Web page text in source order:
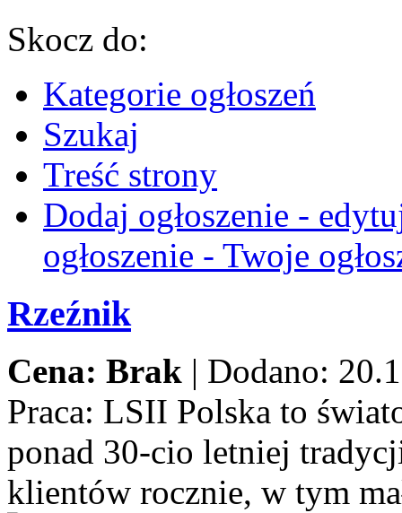
Skocz do:
Kategorie ogłoszeń
Szukaj
Treść strony
Dodaj ogłoszenie -
ogłoszenie - Twoje
Rzeźnik
Cena: Brak | Dodano:
Praca: LSII Polska to
ponad 30-cio letniej
klientów rocznie, w tym